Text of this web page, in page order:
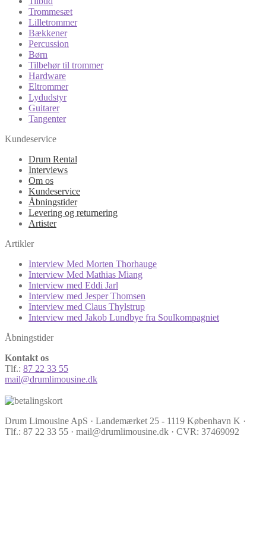
Trommesæt
Lilletrommer
Bækkener
Percussion
Børn
Tilbehør til trommer
Hardware
Eltrommer
Lydudstyr
Guitarer
Tangenter
Kundeservice
Drum Rental
Interviews
Om os
Kundeservice
Åbningstider
Levering og returnering
Artister
Artikler
Interview Med Morten Thorhauge
Interview Med Mathias Miang
Interview med Eddi Jarl
Interview med Jesper Thomsen
Interview med Claus Thylstrup
Interview med Jakob Lundbye fra Soulkompagniet
Åbningstider
Kontakt os
Tlf.: 87 22 33 55
mail@drumlimousine.dk
Drum Limousine ApS · Landemærket 25 - 1119 København K ·
Tlf.: 87 22 33 55 · mail@drumlimousine.dk · CVR: 37469092